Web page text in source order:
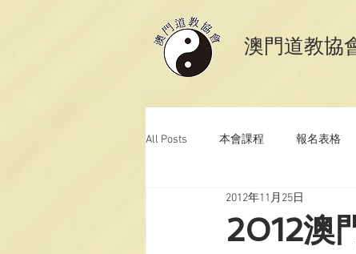
澳門道教協
All Posts 本會課程 報名表格
澳門道教科儀音樂 澳門道教青
2012澳
2012年11月25日